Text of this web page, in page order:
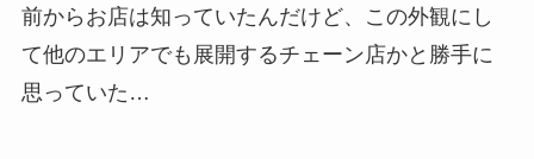
前からお店は知っていたんだけど、この外観にし
て他のエリアでも展開するチェーン店かと勝手に
思っていた…